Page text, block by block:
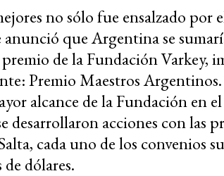
no sólo fue ensalzado por
anunció que Argentina se
de la Fundación Varkey,
Premio Maestros
alcance de la Fundación en
desarrollaron acciones con las
cada uno de los convenios
dólares.